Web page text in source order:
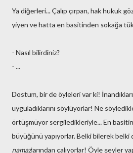
Ya diğerleri... Çalıp çırpan, hak hukuk
yiyen ve hatta en basitinden sokağa
- Nasıl bilirdiniz?
- ...
Dostum, bir de öyleleri var ki!
uyguladıklarını söylüyorlar! Ne
örtüşmüyor sergiledikleriyle... En
büyüğünü yapıyorlar. Belki bilerek belki
namazlarından çalıyorlar! Öyle şeyler